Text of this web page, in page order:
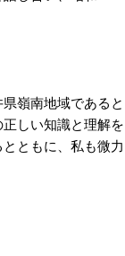
嶺南地域であると
しい知識と理解を
ともに、私も微力